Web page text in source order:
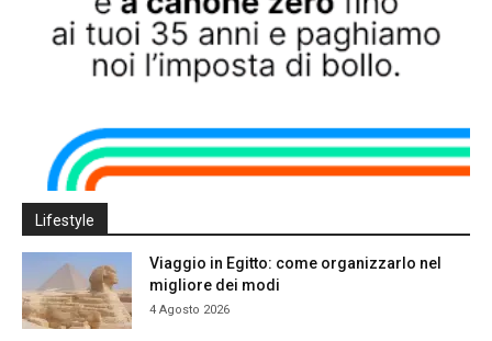
Lifestyle
Viaggio in Egitto: come organizzarlo nel
migliore dei modi
4 Agosto 2026